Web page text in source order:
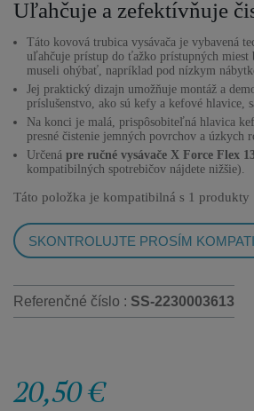
Uľahčuje a zefektívňuje
Táto kovová trubica vysávača je vybavená
uľahčuje prístup do ťažko prístupných miest
museli ohýbať, napríklad pod nízkym
Jej praktický dizajn umožňuje montáž a
príslušenstvo, ako sú kefy a kefové hlavice,
Na konci je malá, prispôsobiteľná hlavica
presné čistenie jemných povrchov a úzkych
Určená pre ručné vysávače X Force Flex
kompatibilných spotrebičov nájdete nižšie).
Táto položka je kompatibilná s 1 produkty
SKONTROLUJTE PROSÍM
Referenčné číslo : SS-2230003613
20,50 €